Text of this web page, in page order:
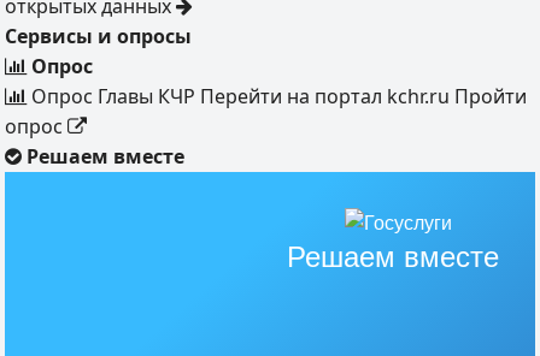
открытых данных
Сервисы и опросы
Опрос
Опрос Главы КЧР Перейти на портал kchr.ru Пройти
опрос
Решаем вместе
Решаем вместе